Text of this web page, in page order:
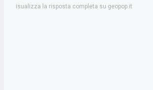
isualizza la risposta completa su geopop.it